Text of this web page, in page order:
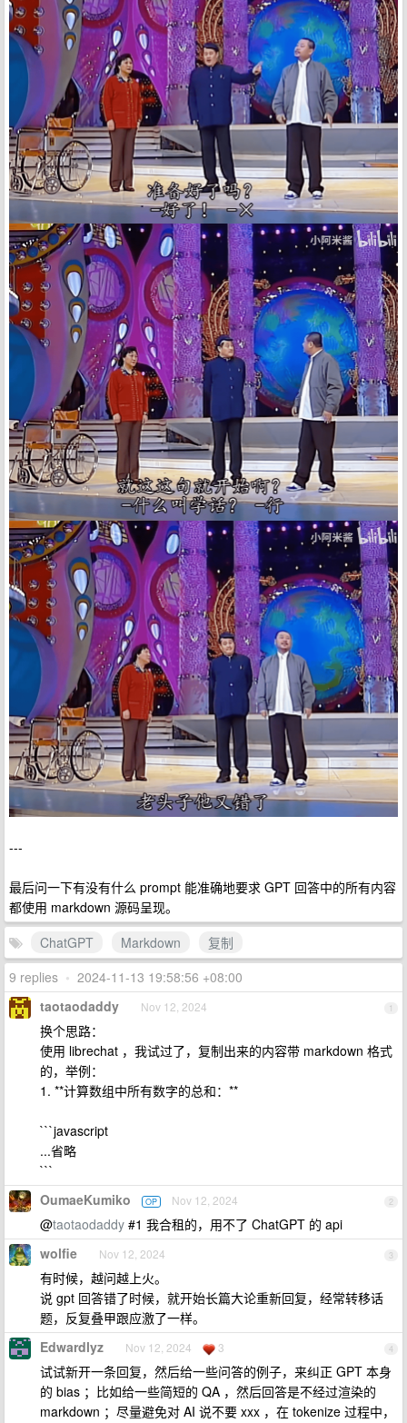
---
最后问一下有没有什么 prompt 能准确地要求 GPT 回答中的所有内容
都使用 markdown 源码呈现。
ChatGPT
Markdown
复制
9 replies • 2024-11-13 19:58:56 +08:00
1
taotaodaddy Nov 12, 2024
换个思路：
使用 librechat ，我试过了，复制出来的内容带 markdown 格式
的，举例：
1. **计算数组中所有数字的总和：**
```javascript
...省略
```
2
OumaeKumiko OP Nov 12, 2024
@taotaodaddy #1 我合租的，用不了 ChatGPT 的 api
3
wolfie Nov 12, 2024
有时候，越问越上火。
说 gpt 回答错了时候，就开始长篇大论重新回复，经常转移话
题，反复叠甲跟应激了一样。
4
Edwardlyz Nov 12, 2024 3
试试新开一条回复，然后给一些问答的例子，来纠正 GPT 本身
的 bias ；比如给一些简短的 QA ，然后回答是不经过渲染的
markdown ；尽量避免对 AI 说不要 xxx ，在 tokenize 过程中，